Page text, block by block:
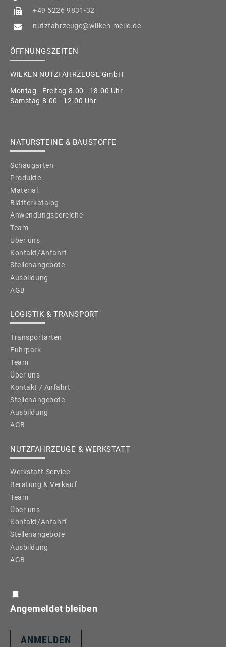
+49 5226 9831-32
nutzfahrzeuge@wilken-melle.de
ÖFFNUNGSZEITEN
WILKEN NUTZFAHRZEUGE GmbH
Montag - Freitag 8.00 - 18.00 Uhr
Samstag 8.00 - 12.00 Uhr
NATURSTEINE & BAUSTOFFE
Schaugarten
Produkte
Material
Blätterkatalog
Anwendungsbereiche
Team
Über uns
Kontakt/Anfahrt
Stellenangebote
Ausbildung
AGB
LOGISTIK & TRANSPORT
Transportarten
Fuhrpark
Team
Über uns
Kontakt / Anfahrt
Stellenangebote
Ausbildung
AGB
NUTZFAHRZEUGE & WERKSTATT
Werkstatt-Service
Beratung & Verkauf
Team
Über uns
Kontakt/Anfahrt
Stellenangebote
Ausbildung
AGB
Angemeldet bleiben